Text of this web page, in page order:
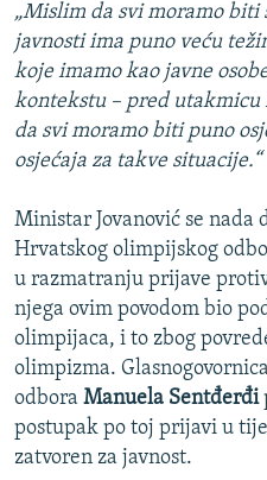
„Mislim da svi moramo biti
javnosti ima puno veću
koje imamo kao javne
kontekstu – pred
da svi moramo biti puno
osjećaja za takve situacije.“
Ministar Jovanović se nada
Hrvatskog olimpijskog
u razmatranju prijave
njega ovim povodom bio
olimpijaca, i to zbog
olimpizma.
odbora Manuela Sentđerđi
postupak po toj prijavi u
zatvoren za javnost.